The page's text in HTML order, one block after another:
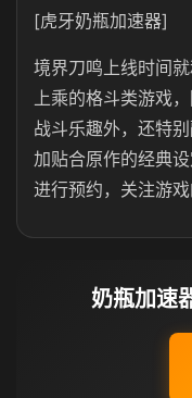
[虎牙奶瓶加速器]
境界刀鸣上线时间
上乘的格斗类游戏
战斗乐趣外，还特
加贴合原作的经典
进行预约，关注游戏
奶瓶加速